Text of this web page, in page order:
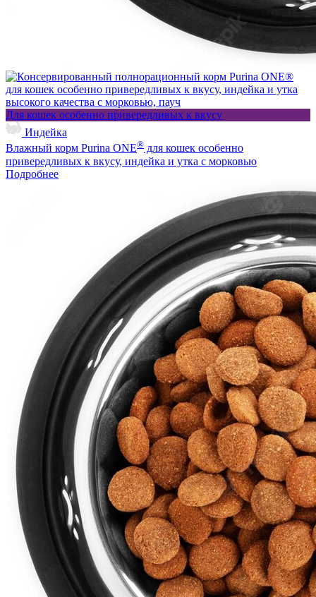
Для кошек особенно привередливых к вкусу
Индейка
Влажный корм Purina ONE® для кошек особенно
привередливых к вкусу, индейка и утка с морковью
Подробнее